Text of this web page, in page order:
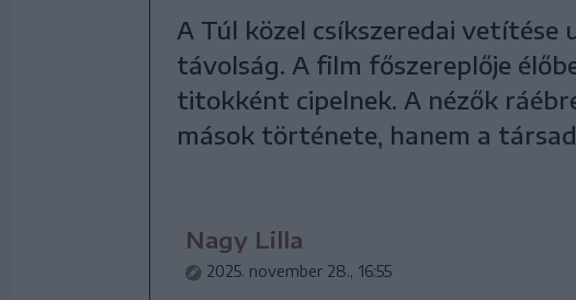
A Túl közel csíkszeredai
távolság. A film főszereplője
titokként cipelnek. A nézők
mások története, hanem a
Nagy Lilla
2025. november 28., 16:55